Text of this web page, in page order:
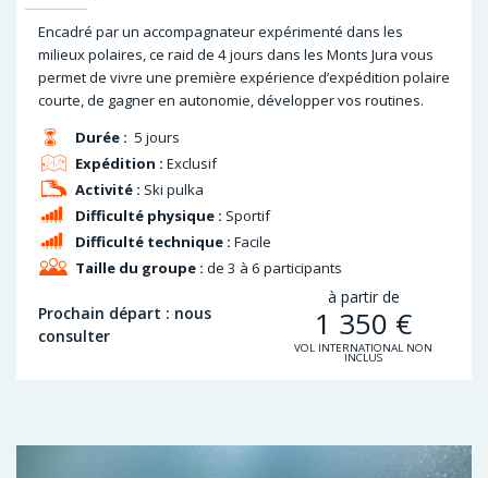
Encadré par un accompagnateur expérimenté dans les
milieux polaires, ce raid de 4 jours dans les Monts Jura vous
permet de vivre une première expérience d’expédition polaire
courte, de gagner en autonomie, développer vos routines.
Durée : 5 jours
Difficulté physique : Sportif
Expédition : Exclusif
Difficulté technique : Facile
Activité : Ski pulka
Taille du groupe : de 3 à 6 participants
Prochain départ : nous
consulter
à partir de
1 350 €
VOL INTERNATIONAL NON
INCLUS